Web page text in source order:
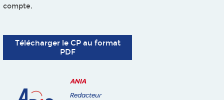
compte.
Télécharger le CP au format
PDF
ANIA
Redacteur